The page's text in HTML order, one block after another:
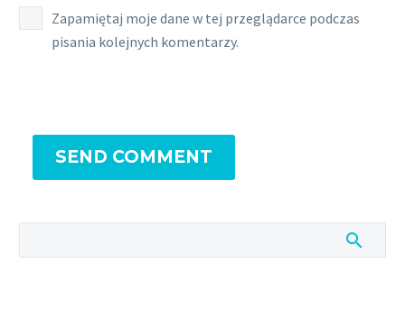
Zapamiętaj moje dane w tej przeglądarce podczas
pisania kolejnych komentarzy.
SEND COMMENT